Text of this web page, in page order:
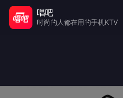
唱吧
时尚的人都在用的手机KTV